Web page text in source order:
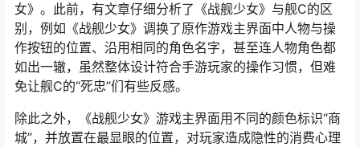
女》。此前，有文章仔细分析了《战舰少女》与舰C的区
别，例如《战舰少女》调换了原作游戏主界面中人物与操
作按钮的位置、沿用相同的角色名字，甚至连人物角色都
如出一辙，虽然整体设计符合手游玩家的操作习惯，但难
免让舰C的“死忠”们有些反感。
除此之外，《战舰少女》游戏主界面用不同的颜色标识“商
城”，并放置在最显眼的位置，对玩家造成隐性的消费心理